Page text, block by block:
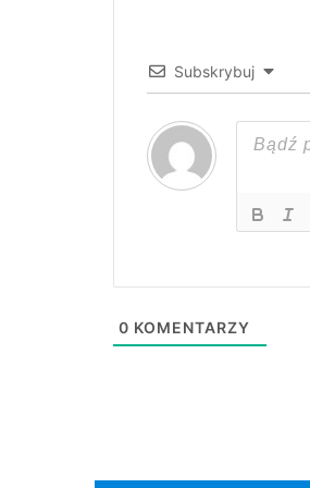
Subskrybuj
0 KOMENTARZY